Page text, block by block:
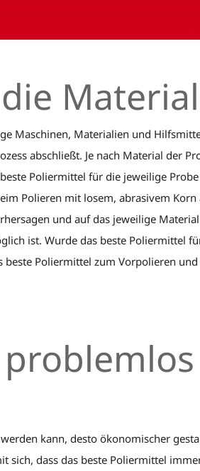
Maschinen, Materialien und
abschließt. Je nach Material der
Poliermittel für die jeweilige
Polieren mit losem, abrasivem
und auf das jeweilige
ist. Wurde das beste Poliermittel
Poliermittel zum Vorpolieren
kann, desto ökonomischer
sich, dass das beste Poliermittel